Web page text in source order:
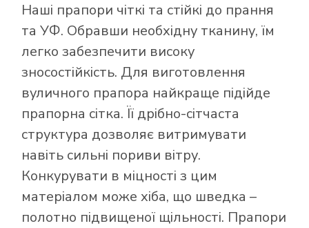
Наші прапори чіткі та стійкі до прання
та УФ. Обравши необхідну тканину, їм
легко забезпечити високу
зносостійкість. Для виготовлення
вуличного прапора найкраще підійде
прапорна сітка. Її дрібно-сітчаста
структура дозволяє витримувати
навіть сильні пориви вітру.
Конкурувати в міцності з цим
матеріалом може хіба, що шведка –
полотно підвищеної щільності. Прапори